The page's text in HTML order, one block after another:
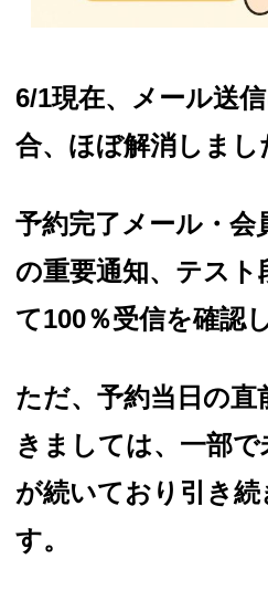
6/1現在、
メール送
合、ほぼ解消しまし
予約完了メール・会
の重要通知、テスト
て100％受信を確認
ただ、予約当日の直
きましては、一部
が続いており引き
す。